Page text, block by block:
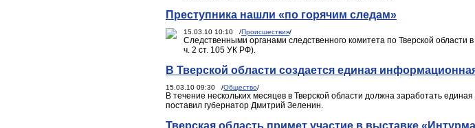
Преступника нашли «по горячим следам»
15.03.10 10:10 /Происшествия/
Следственными органами cледственного комитета по Тверской области
ч. 2 ст. 105 УК РФ).
В Тверской области создается единая
15.03.10 09:30 /Общество/
В течение нескольких месяцев в Тверской области должна заработать
поставил губернатор Дмитрий Зеленин.
Тверская область примет участие в выставке